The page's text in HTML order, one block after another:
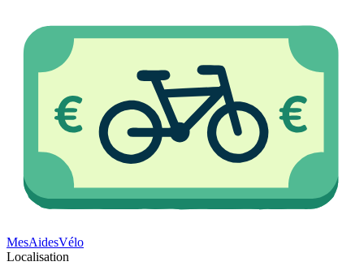
MesAidesVélo
Localisation